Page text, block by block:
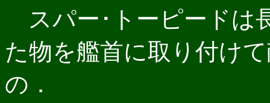
スパー･トーピードは
た物を艦首に取り付け
の．